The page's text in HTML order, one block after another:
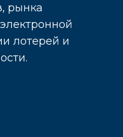
рынка
лотерей и